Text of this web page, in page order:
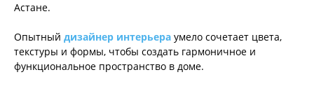
Астане.
Опытный дизайнер интерьера умело сочетает цвета,
текстуры и формы, чтобы создать гармоничное и
функциональное пространство в доме.